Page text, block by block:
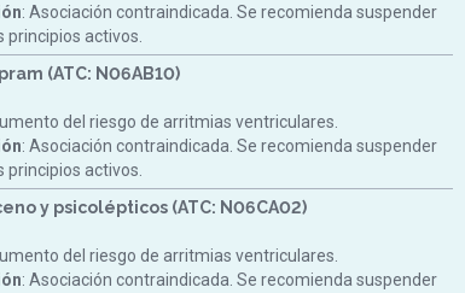
: Asociación contraindicada. Se recomienda suspender
principios activos.
(ATC: N06AB10)
del riesgo de arritmias ventriculares.
: Asociación contraindicada. Se recomienda suspender
principios activos.
y psicolépticos (ATC: N06CA02)
del riesgo de arritmias ventriculares.
: Asociación contraindicada. Se recomienda suspender